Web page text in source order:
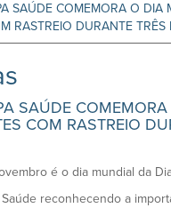
SAÚDE COMEMORA O DIA
RASTREIO DURANTE TRÊS
SAÚDE
COM RASTREIO
é o dia mundial da
reconhecendo a